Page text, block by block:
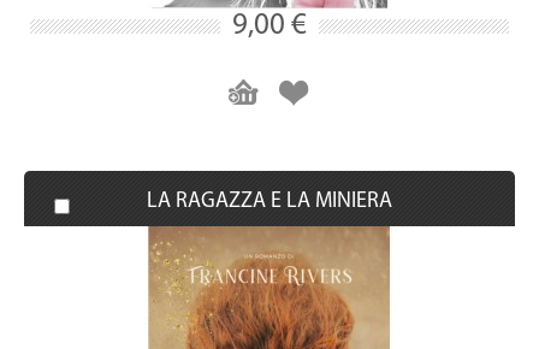
9,00 €
LA RAGAZZA E LA MINIERA